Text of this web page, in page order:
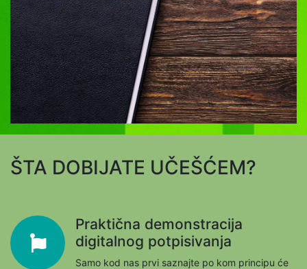
ŠTA DOBIJATE UČEŠĆEM?
Praktična demonstracija
digitalnog potpisivanja
Samo kod nas prvi saznajte po kom principu će